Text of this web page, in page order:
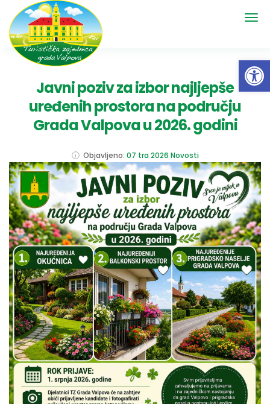
Javni poziv za izbor najljepše
uređenih prostora na području
Grada Valpova u 2026. godini
Objavljeno: 07 tra 2026 Novosti